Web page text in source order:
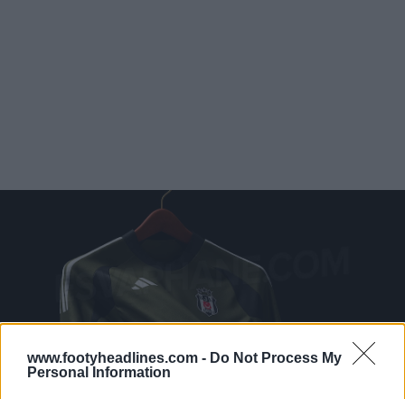
www.footyheadlines.com - Do Not Process My
Personal Information